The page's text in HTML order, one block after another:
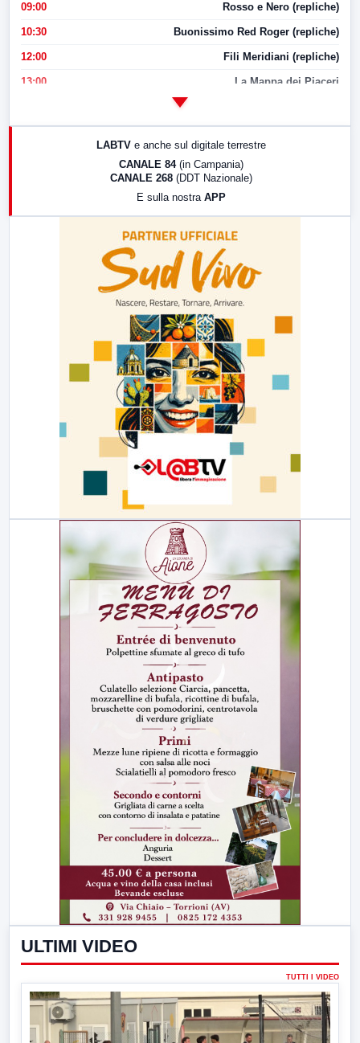
09:00 Rosso e Nero (repliche)
10:30 Buonissimo Red Roger (repliche)
12:00 Fili Meridiani (repliche)
13:00 La Mappa dei Piaceri
LABTV e anche sul digitale terrestre
CANALE 84 (in Campania)
CANALE 268 (DDT Nazionale)
E sulla nostra APP
ULTIMI VIDEO
TUTTI I VIDEO